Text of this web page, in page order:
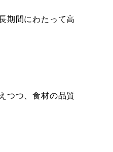
期間にわたって高
つつ、食材の品質